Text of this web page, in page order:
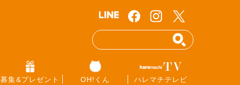
募集&プレゼント OH!くん ハレマチテレビ